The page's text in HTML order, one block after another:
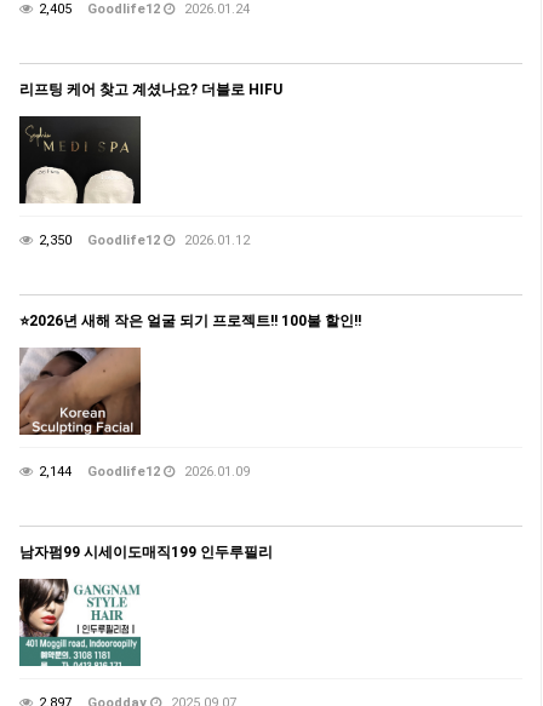
2,405 Goodlife12 2026.01.24
리프팅 케어 찾고 계셨나요? 더블로 HIFU
2,350 Goodlife12 2026.01.12
⭐️2026년 새해 작은 얼굴 되기 프로젝트!! 100불 할인!!
2,144 Goodlife12 2026.01.09
남자펌99 시세이도매직199 인두루필리